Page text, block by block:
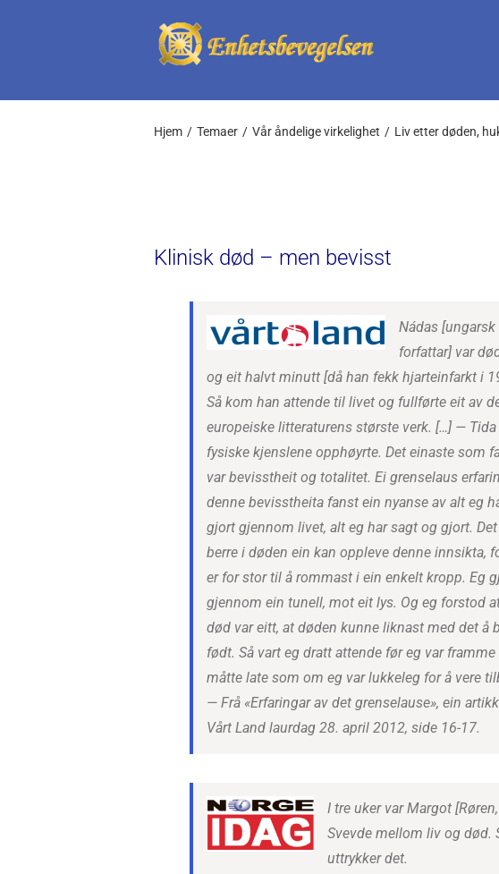
Hjem Temaer Vår åndelige virkelighet Liv etter døden,
Klinisk død – men bevisst
Nádas [ungarsk
forfattar] var
og eit halvt minutt [då han fekk hjarteinfarkt i
Så kom han attende til livet og fullførte eit av
europeiske litteraturens største verk. […] —
fysiske kjenslene opphøyrte. Det einaste som
var bevisstheit og totalitet. Ei grenselaus
denne bevisstheita fanst ein nyanse av alt eg
gjort gjennom livet, alt eg har sagt og gjort.
berre i døden ein kan oppleve denne innsikta,
er for stor til å rommast i ein enkelt kropp. Eg
gjennom ein tunell, mot eit lys. Og eg forstod
død var eitt, at døden kunne liknast med det å
født. Så vart eg dratt attende før eg var
måtte late som om eg var lukkeleg for å vere
— Frå «Erfaringar av det grenselause», ein
Vårt Land laurdag 28. april 2012, side 16-17.
I tre uker var Margot
Svevde mellom liv og død.
uttrykker det.